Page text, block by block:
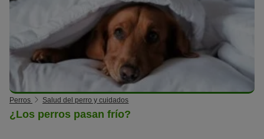
Perros Salud del perro y cuidados
¿Los perros pasan frío?